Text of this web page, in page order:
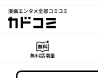
漫画エンタメ全部コミコミ
カドコミ
無料話増量